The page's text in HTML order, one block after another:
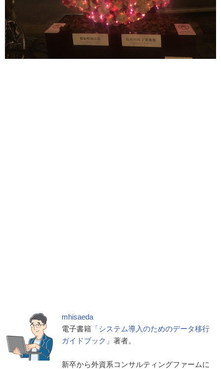
mhisaeda
電子書籍 「システム導入のためのデータ移行
ガイドブック」 著者。
新卒から外資系コンサルティングファームに